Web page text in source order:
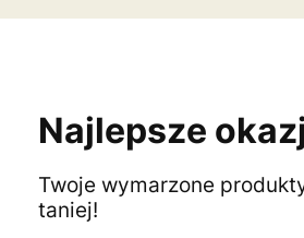
Najlepsze
Twoje wymarzone
taniej!